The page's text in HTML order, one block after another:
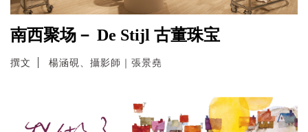
南西聚场－ De Stijl 古董珠宝
撰文 楊涵硯、攝影師｜張景堯